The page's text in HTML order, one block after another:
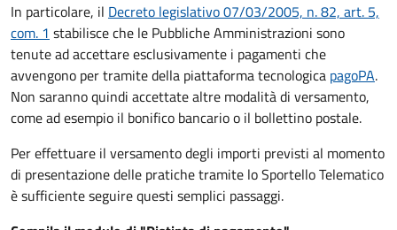
In particolare, il Decreto legislativo 07/03/2005, n. 82, art. 5,
com. 1 stabilisce che le Pubbliche Amministrazioni sono
tenute ad accettare esclusivamente i pagamenti che
avvengono per tramite della piattaforma tecnologica pagoPA.
Non saranno quindi accettate altre modalità di versamento,
come ad esempio il bonifico bancario o il bollettino postale.
Per effettuare il versamento degli importi previsti al momento
di presentazione delle pratiche tramite lo Sportello Telematico
è sufficiente seguire questi semplici passaggi.